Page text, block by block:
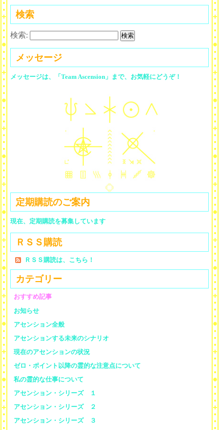
検索
検索:
メッセージ
メッセージは、「Team Ascension」まで、お気軽にどうぞ！
定期購読のご案内
現在、定期購読を募集しています
ＲＳＳ購読
ＲＳＳ購読は、こちら！
カテゴリー
おすすめ記事
お知らせ
アセンション全般
アセンションする未来のシナリオ
現在のアセンションの状況
ゼロ・ポイント以降の霊的な注意点について
私の霊的な仕事について
アセンション・シリーズ １
アセンション・シリーズ ２
アセンション・シリーズ ３